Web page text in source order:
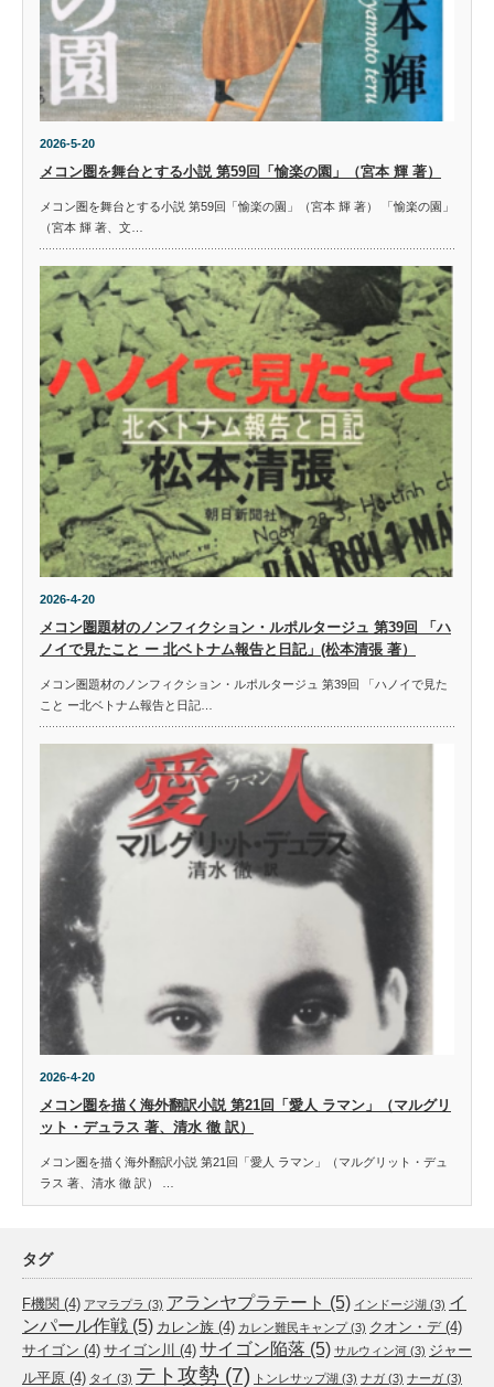
2026-5-20
メコン圏を舞台とする小説 第59回「愉楽の園」（宮本 輝 著）
メコン圏を舞台とする小説 第59回「愉楽の園」（宮本 輝 著） 「愉楽の園」
（宮本 輝 著、文…
2026-4-20
メコン圏題材のノンフィクション・ルポルタージュ 第39回 「ハ
ノイで見たこと ー 北ベトナム報告と日記」(松本清張 著）
メコン圏題材のノンフィクション・ルポルタージュ 第39回 「ハノイで見た
こと ー北ベトナム報告と日記…
2026-4-20
メコン圏を描く海外翻訳小説 第21回「愛人 ラマン」（マルグリ
ット・デュラス 著、清水 徹 訳）
メコン圏を描く海外翻訳小説 第21回「愛人 ラマン」（マルグリット・デュ
ラス 著、清水 徹 訳） …
タグ
F機関 (4) アマラプラ (3) アランヤプラテート (5) インドージ湖 (3) イ
ンパール作戦 (5) カレン族 (4) カレン難民キャンプ(3) クオン・デ(4)
サイゴン (4) サイゴン川 (4) サイゴン陥落 (5) サルウィン河 (3) ジャー
ル平原 (4) タイ (3) テト攻勢 (7) トンレサップ湖 (3) ナガ (3) ナーガ (3)